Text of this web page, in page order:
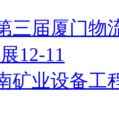
三届厦门
12-11
矿业设备